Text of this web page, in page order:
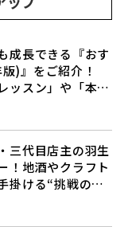
成長できる『おす
)』をご紹介！
ッスン」や「本格
自分を見つけよ
三代目店主の羽生
！地酒やクラフト
掛ける“挑戦の歴